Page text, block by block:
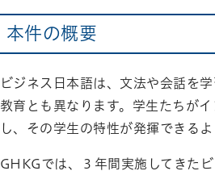
本件の概要
ビジネス日本語は、文法や会話を
教育とも異なります。学生たちが
し、その学生の特性が発揮できる
GHKGでは、３年間実施してきた